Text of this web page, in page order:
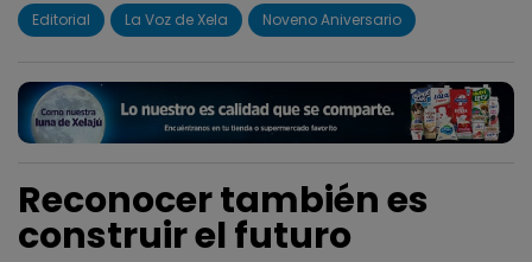
Editorial La Voz de Xela Noveno Aniversario
Reconocer también es
construir el futuro